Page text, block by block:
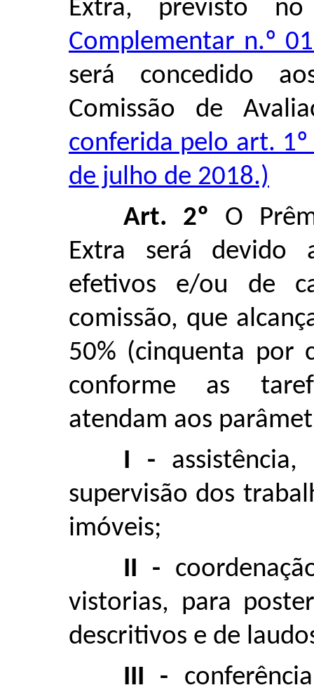
Extra, previsto
Complementar n.º
será concedido
Comissão de
conferida pelo art.
de julho de 2018.)
Art. 2º O
Extra será devido
efetivos e/ou de
comissão, que
50% (cinquenta por
conforme as
atendam aos
I -
supervisão dos
imóveis;
II -
vistorias, para
descritivos e de
III -